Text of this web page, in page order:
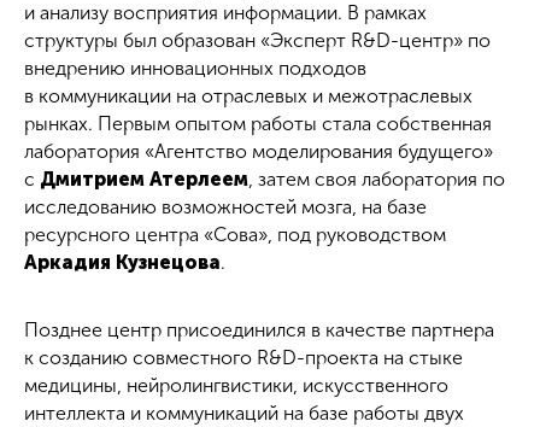
и анализу восприятия информации. В рамках
структуры был образован «Эксперт R&D-центр» по
внедрению инновационных подходов
в коммуникации на отраслевых и межотраслевых
рынках. Первым опытом работы стала собственная
лаборатория «Агентство моделирования будущего»
с Дмитрием Атерлеем, затем своя лаборатория по
исследованию возможностей мозга, на базе
ресурсного центра «Сова», под руководством
Аркадия Кузнецова.
Позднее центр присоединился в качестве партнера
к созданию совместного R&D-проекта на стыке
медицины, нейролингвистики, искусственного
интеллекта и коммуникаций на базе работы двух